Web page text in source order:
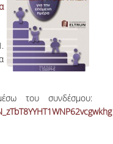
ΕΠΙΛΟΓΗΣ
του συνδέσμου: